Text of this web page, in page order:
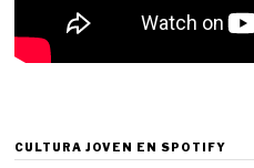
CULTURA JOVEN EN SPOTIFY